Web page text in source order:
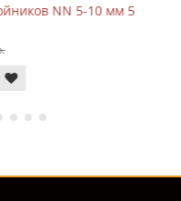
пробойников NN 10-
1 180 р.
В корзину